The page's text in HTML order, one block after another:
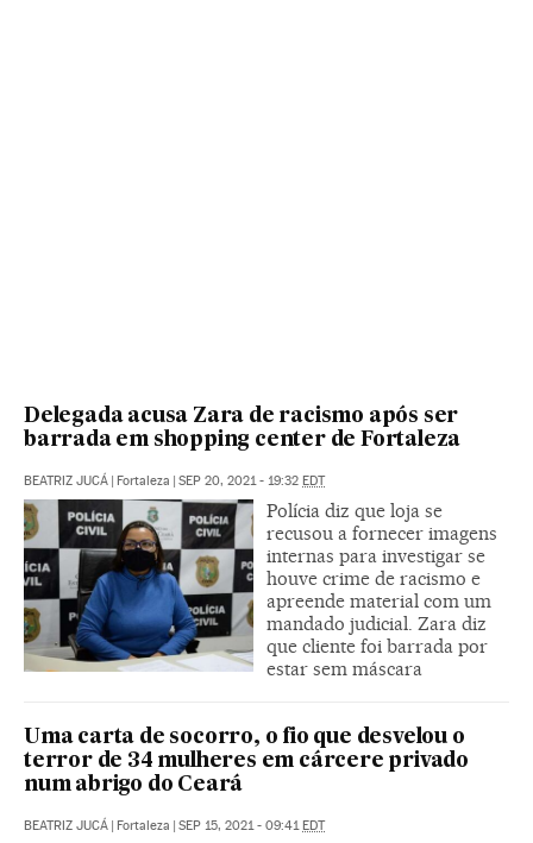
Delegada acusa Zara de racismo após ser
barrada em shopping center de Fortaleza
BEATRIZ JUCÁ Fortaleza SEP 20, 2021 - 19:32 EDT
Polícia diz que loja se
recusou a fornecer imagens
internas para investigar se
houve crime de racismo e
apreende material com um
mandado judicial. Zara diz
que cliente foi barrada por
estar sem máscara
Uma carta de socorro, o fio que desvelou o
terror de 34 mulheres em cárcere privado
num abrigo do Ceará
BEATRIZ JUCÁ Fortaleza SEP 15, 2021 - 09:41 EDT